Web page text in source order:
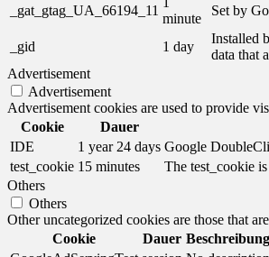
_gat_gtag_UA_66194_11
minute
Set by
_gid 1 day
Installed
data that
Advertisement
Advertisement
Advertisement cookies are used to provide
Cookie
Dauer
IDE
1 year 24 days Google
test_cookie 15 minutes
The test_cookie
Others
Others
Other uncategorized cookies are those that
Cookie
Dauer Beschreibung